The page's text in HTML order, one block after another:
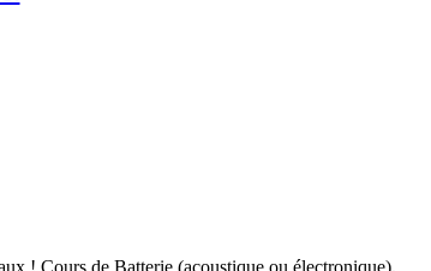
! Cours de Batterie (acoustique ou électronique),